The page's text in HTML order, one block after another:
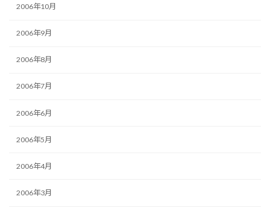
2006年10月
2006年9月
2006年8月
2006年7月
2006年6月
2006年5月
2006年4月
2006年3月